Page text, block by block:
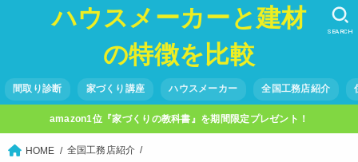
ハウスメーカーと建材
の特徴を比較
間取り診断 家づくり講座 ハウスメーカー 全国工務店紹介
SEARCH
amazon1位『家づくりの教科書』を期間限定プレゼント！
HOME
全国工務店紹介